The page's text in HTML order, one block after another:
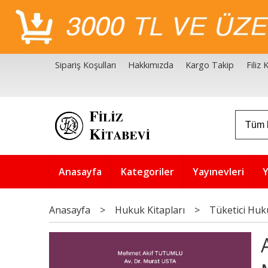
Sipariş Koşulları Hakkımızda Kargo Takip Filiz
Anasayfa Kategoriler Yayınevleri
Anasayfa > Hukuk Kitapları > Tüketici